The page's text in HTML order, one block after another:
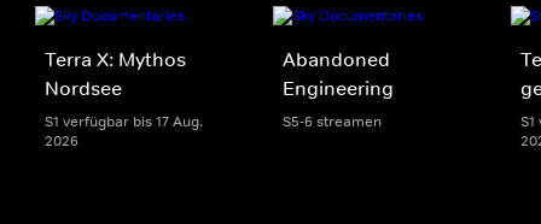
Terra X: Mythos
Nordsee
S1 verfügbar bis 17 Aug.
2026
Abandoned
Engineering
S5-6 streamen